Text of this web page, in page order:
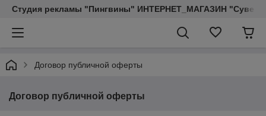
Студия рекламы "Пингвины" ИНТЕРНЕТ_МАГАЗИН
Договор публичной оферты
Договор публичной оферты